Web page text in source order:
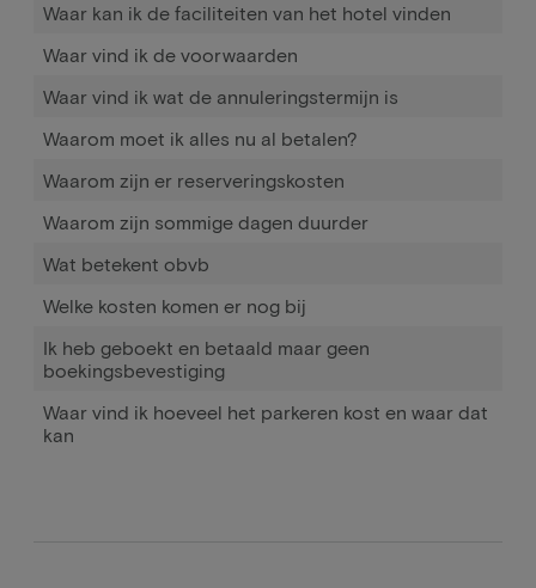
Waar kan ik de faciliteiten van het hotel vinden
Waar vind ik de voorwaarden
Waar vind ik wat de annuleringstermijn is
Waarom moet ik alles nu al betalen?
Waarom zijn er reserveringskosten
Waarom zijn sommige dagen duurder
Wat betekent obvb
Welke kosten komen er nog bij
Ik heb geboekt en betaald maar geen
boekingsbevestiging
Waar vind ik hoeveel het parkeren kost en waar dat
kan